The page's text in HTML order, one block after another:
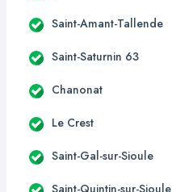
Saint-Amant-Tallende
Saint-Saturnin 63
Chanonat
Le Crest
Saint-Gal-sur-Sioule
Saint-Quintin-sur-Sioule